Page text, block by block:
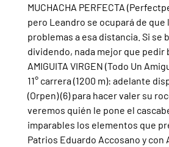
MUCHACHA PERFECTA
pero Leandro se ocupará de que
problemas a esa distancia. Si se
dividendo, nada mejor que pedir
AMIGUITA VIRGEN (Todo Un
11° carrera (1200 m): adelante
(Orpen) (6) para hacer valer su
veremos quién le pone el
imparables los elementos que
Patrios Eduardo Accosano y con